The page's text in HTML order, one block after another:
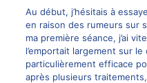
Au début, j’hésitais à
en raison des rumeurs sur
ma première séance, j’ai
l’emportait largement sur le
particulièrement efficace
après plusieurs